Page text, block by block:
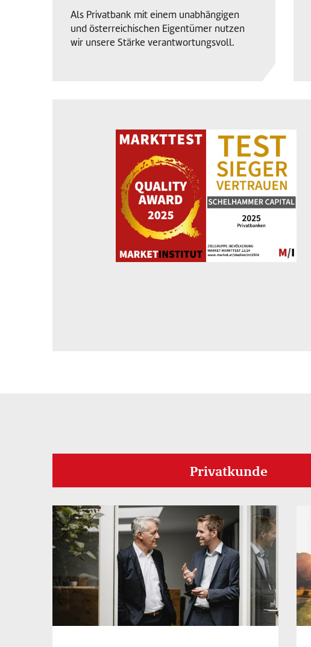
Als Privatbank mit einem unabhängigen
und österreichischen Eigentümer nutzen
wir unsere Stärke verantwortungsvoll.
Privatkunde